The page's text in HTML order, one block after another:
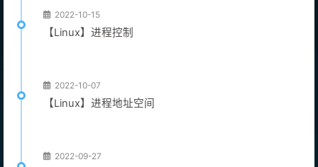
2022-10-15
【Linux】进程控制
2022-10-07
【Linux】进程地址空间
2022-09-27